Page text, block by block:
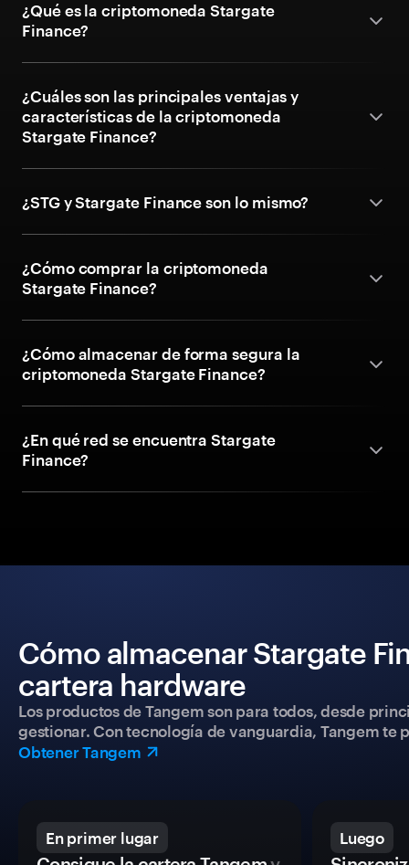
¿Qué es la criptomoneda Stargate
Finance?
¿Cuáles son las principales ventajas y
características de la criptomoneda
Stargate Finance?
¿STG y Stargate Finance son lo mismo?
¿Cómo comprar la criptomoneda
Stargate Finance?
¿Cómo almacenar de forma segura la
criptomoneda Stargate Finance?
¿En qué red se encuentra Stargate
Finance?
Cómo almacenar Stargate
cartera hardware
Los productos de Tangem son para todos, desde
gestionar. Con tecnología de vanguardia, Tangem
Obtener Tangem
En primer lugar Luego